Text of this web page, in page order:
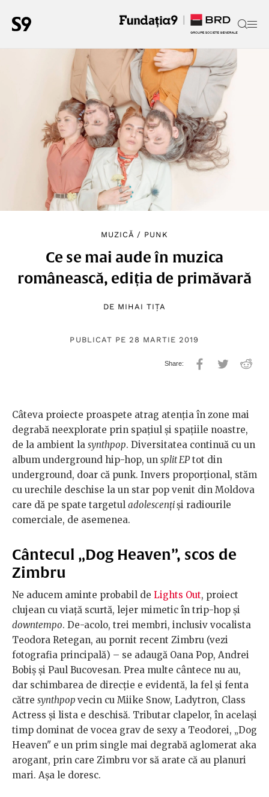
MUZICĂ / PUNK
Ce se mai aude în muzica
românească, ediția de primăvară
DE MIHAI TIȚA
PUBLICAT PE 28 MARTIE 2019
Câteva proiecte proaspete atrag atenția în zone mai
degrabă neexplorate prin spațiul și spațiile noastre,
de la ambient la synthpop. Diversitatea continuă cu un
album underground hip-hop, un split EPtot din
underground, doar că punk. Invers proporțional, stăm
cu urechile deschise la un star pop venit din Moldova
care dă pe spate targetul adolescențiși radiourile
comerciale, de asemenea.
Cântecul „Dog Heaven”, scos de
Zimbru
Ne aducem aminte probabil de Lights Out, proiect
clujean cu viață scurtă, lejer mimetic în trip-hop și
downtempo. De-acolo, trei membri, inclusiv vocalista
Teodora Retegan, au pornit recent Zimbru (vezi
fotografia principală) – se adaugă Oana Pop, Andrei
Bobiș și Paul Bucovesan. Prea multe cântece nu au,
dar schimbarea de direcție e evidentă, la fel și fenta
către synthpop vecin cu Miike Snow, Ladytron, Class
Actress și lista e deschisă. Tributar clapelor, în același
timp dominat de vocea grav de sexy a Teodorei, „Dog
Heaven" e un prim single mai degrabă aglomerat aka
arogant, prin care Zimbru vor să arate că au planuri
mari. Așa le doresc.